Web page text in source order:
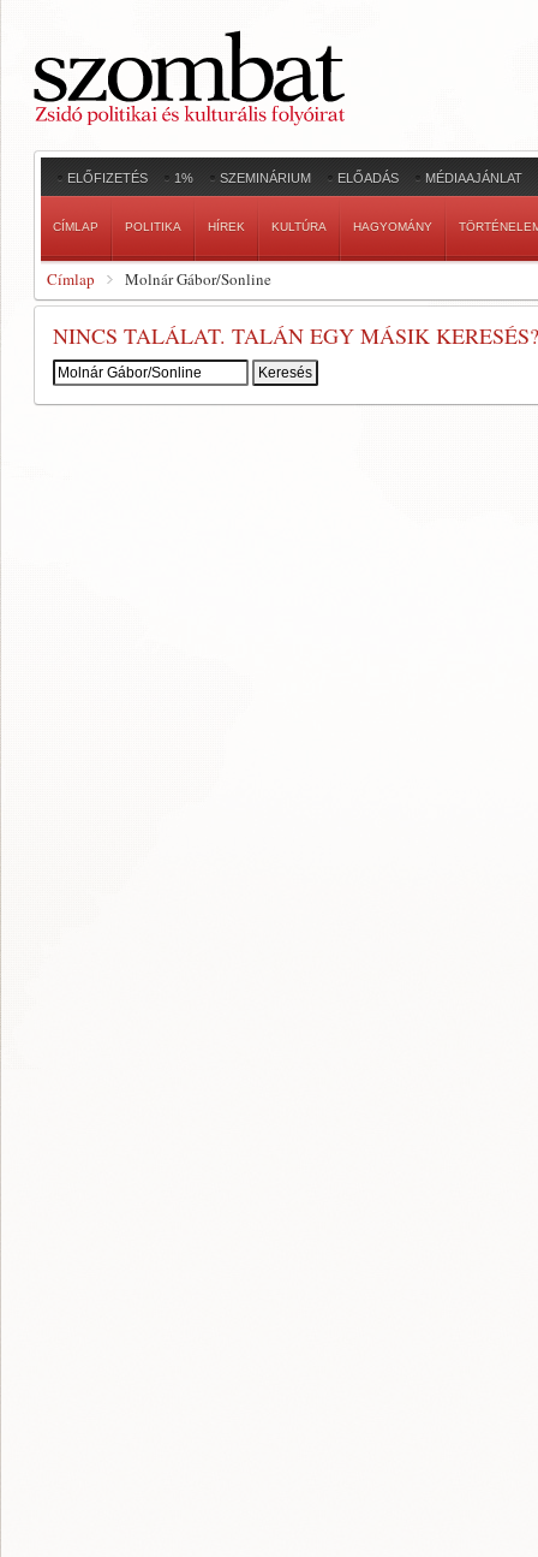
ELŐFIZETÉS 1% SZEMINÁRIUM ELŐADÁS MÉDIAAJÁNLAT
CÍMLAP POLITIKA HÍREK KULTÚRA HAGYOMÁNY
Címlap Molnár Gábor/Sonline
NINCS TALÁLAT. TALÁN EGY MÁSIK KERESÉS?
Keresés: